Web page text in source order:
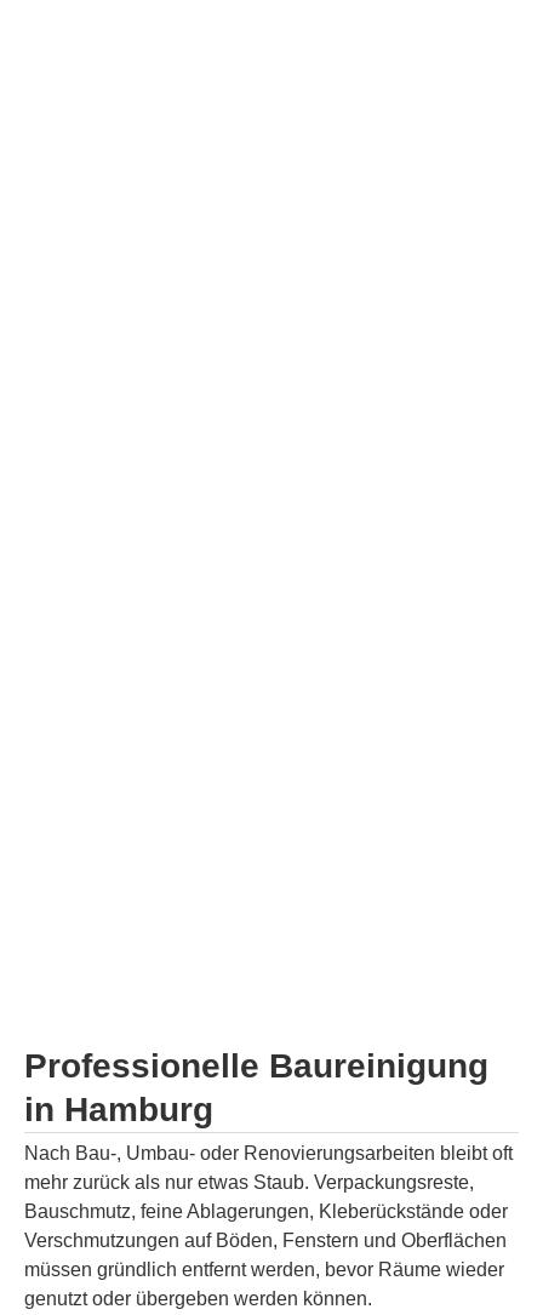
Professionelle Baureinigung
in Hamburg
Nach Bau-, Umbau- oder Renovierungsarbeiten bleibt oft
mehr zurück als nur etwas Staub. Verpackungsreste,
Bauschmutz, feine Ablagerungen, Kleberückstände oder
Verschmutzungen auf Böden, Fenstern und Oberflächen
müssen gründlich entfernt werden, bevor Räume wieder
genutzt oder übergeben werden können.